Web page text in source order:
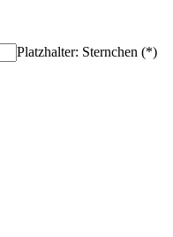
Platzhalter: Sternchen (*)